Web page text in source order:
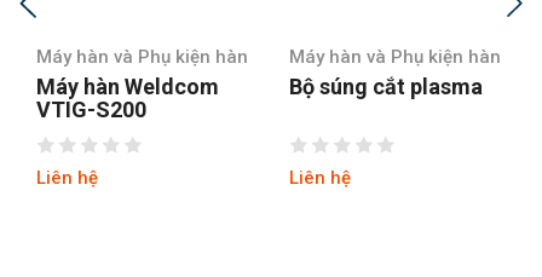
Máy hàn và Phụ kiện hàn
Máy hàn Weldcom
VTIG-S200
Liên hệ
Máy hàn và Phụ kiện hàn
Bộ súng cắt plasma
Liên hệ